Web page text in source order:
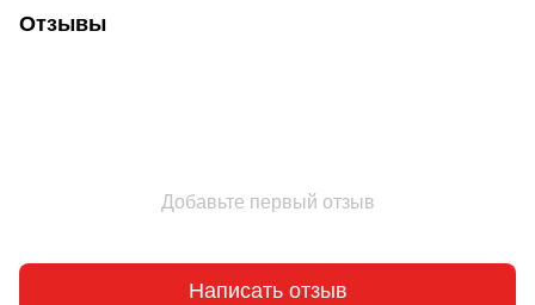
Отзывы
Добавьте первый отзыв
Написать отзыв